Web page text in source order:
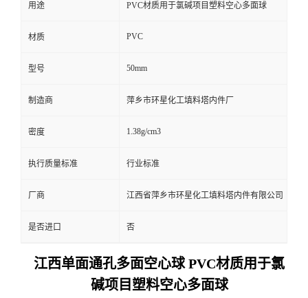
用途 PVC材质用于氯碱项目塑料空心多面球
材质 PVC
型号 50mm
制造商 萍乡市环星化工填料塔内件厂
密度 1.38g/cm3
执行质量标准 行业标准
厂商 江西省萍乡市环星化工填料塔内件有限公司
是否进口 否
江西单面通孔多面空心球 PVC材质用于氯
碱项目塑料空心多面球